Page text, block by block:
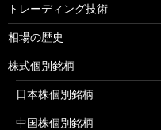
トレーディング技術
相場の歴史
株式個別銘柄
日本株個別銘柄
中国株個別銘柄